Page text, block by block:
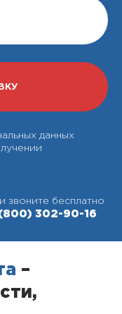
данных
звоните бесплатно
302-90-16
–